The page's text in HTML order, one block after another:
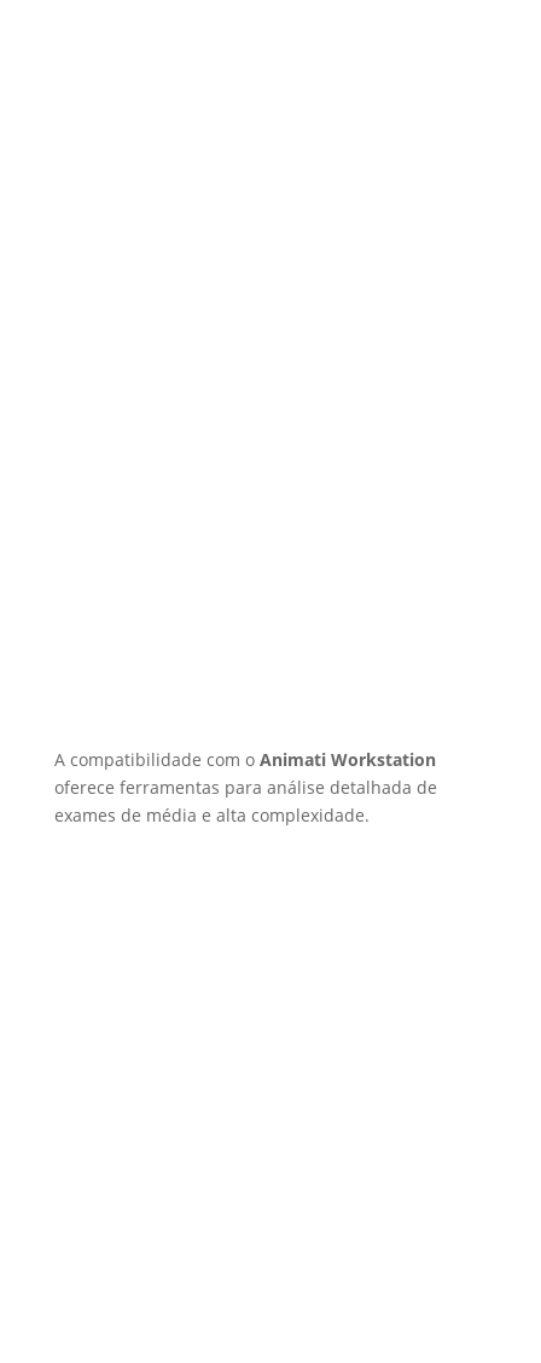
A compatibilidade com o Animati Workstation
oferece ferramentas para análise detalhada de
exames de média e alta complexidade.